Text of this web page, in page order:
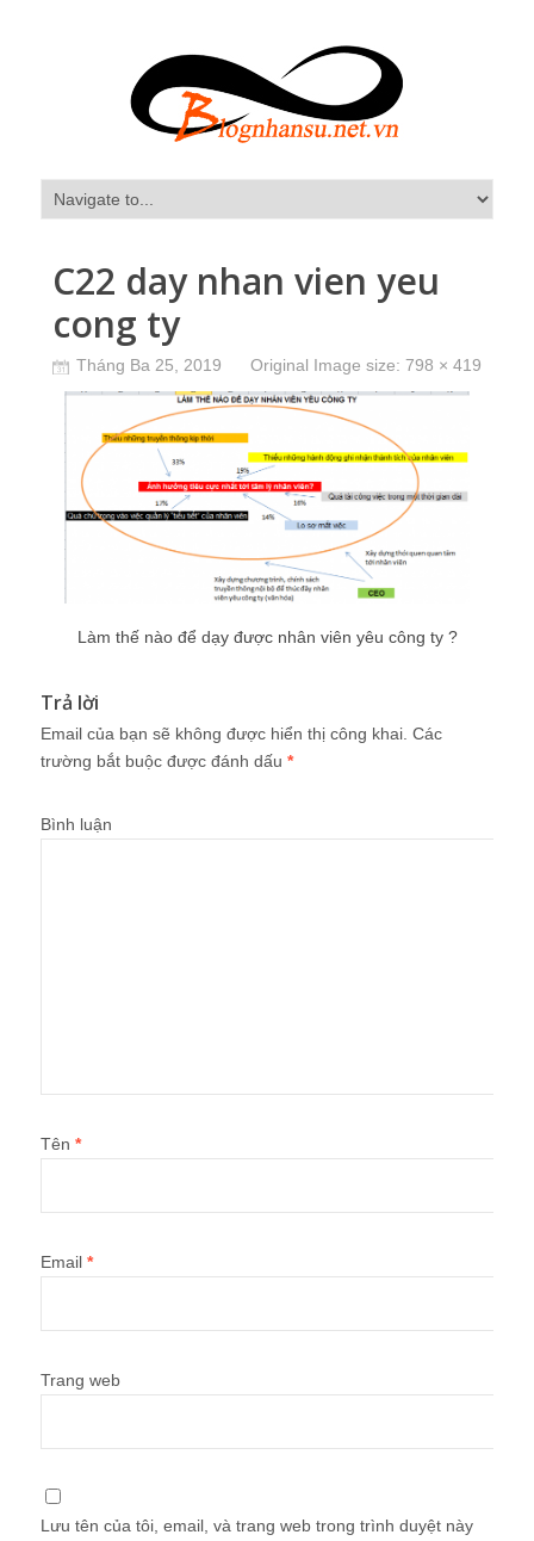
C22 day nhan vien yeu
cong ty
Tháng Ba 25, 2019 Original Image size: 798 × 419
Làm thế nào để dạy được nhân viên yêu công ty ?
Trả lời
Email của bạn sẽ không được hiển thị công khai. Các
trường bắt buộc được đánh dấu *
Bình luận
Tên *
Email *
Trang web
Lưu tên của tôi, email, và trang web trong trình duyệt này